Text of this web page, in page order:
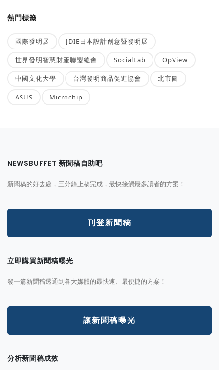
熱門標籤
國際發明展 JDIE日本設計創意暨發明展
世界發明智慧財產聯盟總會 SocialLab OpView
中國文化大學 台灣發明商品促進協會 北市圖
ASUS Microchip
NEWSBUFFET 新聞稿自助吧
新聞稿的好去處，三分鐘上稿完成，最快接觸最多讀者的方案！
刊登新聞稿
立即購買新聞稿曝光
發一篇新聞稿透通到各大媒體的最快速、最便捷的方案！
讓新聞稿曝光
分析新聞稿成效